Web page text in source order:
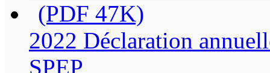
(PDF 47K)
2022 Déclaration
SPEP